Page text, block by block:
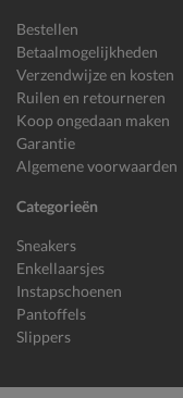
Bestellen
Betaalmogelijkheden
Verzendwijze en kosten
Ruilen en retourneren
Koop ongedaan maken
Garantie
Algemene voorwaarden
Categorieën
Sneakers
Enkellaarsjes
Instapschoenen
Pantoffels
Slippers